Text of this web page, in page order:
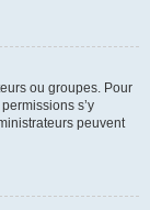
ou groupes. Pour
s’y
peuvent